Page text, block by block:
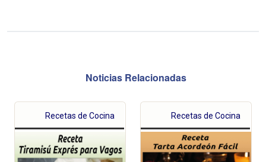
Noticias Relacionadas
Recetas de Cocina Recetas de Cocina